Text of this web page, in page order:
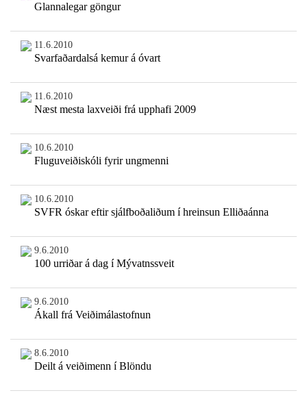
Glannalegar göngur
11.6.2010
Svarfaðardalsá kemur á óvart
11.6.2010
Næst mesta laxveiði frá upphafi 2009
10.6.2010
Fluguveiðiskóli fyrir ungmenni
10.6.2010
SVFR óskar eftir sjálfboðaliðum í hreinsun Elliðaánna
9.6.2010
100 urriðar á dag í Mývatnssveit
9.6.2010
Ákall frá Veiðimálastofnun
8.6.2010
Deilt á veiðimenn í Blöndu